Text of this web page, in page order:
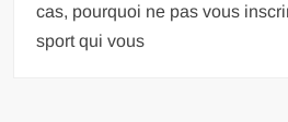
cas, pourquoi ne pas vous
sport qui vous